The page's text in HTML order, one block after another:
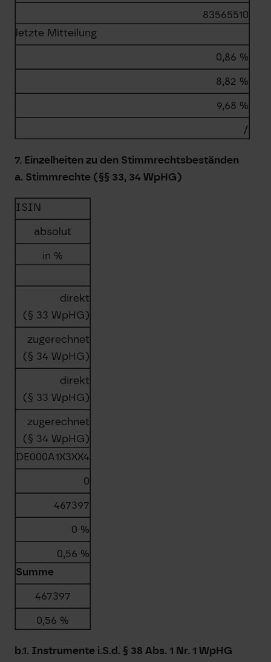
83565510
letzte Mitteilung
0,86 %
8,82 %
9,68 %
/
7. Einzelheiten zu den Stimmrechtsbeständen
a. Stimmrechte (§§ 33, 34 WpHG)
ISIN
absolut
in %
direkt
(§ 33 WpHG)
zugerechnet
(§ 34 WpHG)
direkt
(§ 33 WpHG)
zugerechnet
(§ 34 WpHG)
DE000A1X3XX4
0
467397
0 %
0,56 %
Summe
467397
0,56 %
b.1. Instrumente i.S.d. § 38 Abs. 1 Nr. 1 WpHG